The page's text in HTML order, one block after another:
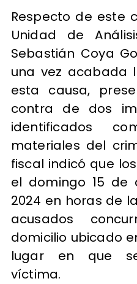
Respecto de este
Unidad de
Sebastián Coya
una vez acabada
esta causa,
contra de dos
identificados
materiales del
fiscal indicó que
el domingo 15 de
2024 en horas de
acusados
domicilio ubicado
lugar en que
víctima.